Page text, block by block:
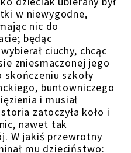
w niewygodne,
nic do
będąc
ciuchy, chcąc
zniesmaczonej jego
szkoły
buntowniczego
i musiał
zatoczyła koło i
nawet tak
W jakiś przewrotny
mu dzieciństwo: